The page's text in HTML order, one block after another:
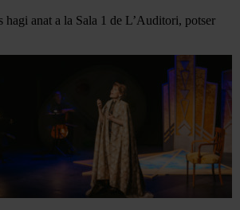
hagi anat a la Sala 1 de L’Auditori, potser